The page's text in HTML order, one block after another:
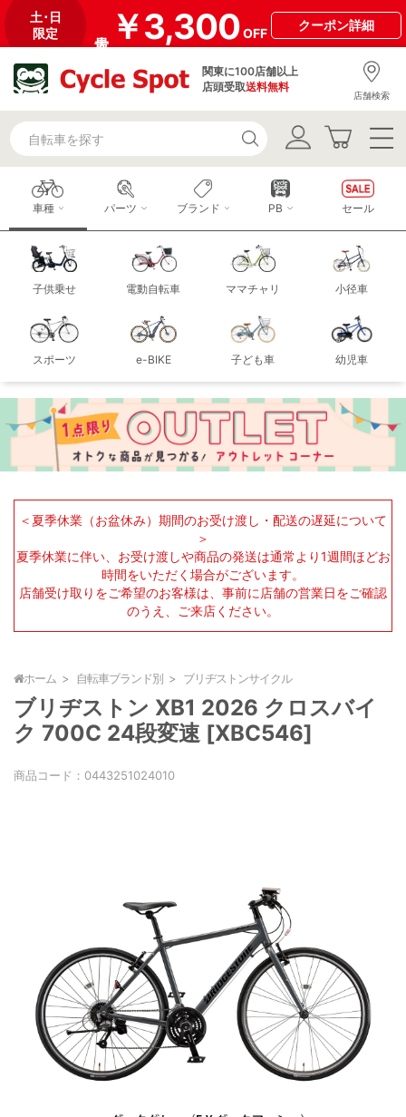
土･日
限定
￥3,300OFF
クーポン詳細
関東に100店舗以上
店頭受取送料無料
店舗検索
車種
子供乗せ 電動自転車 ママチャリ 小径車
スポーツ e-BIKE 子ども車 幼児車
パーツ ブランド PB セール
＜夏季休業（お盆休み）期間のお受け渡し・配送の遅延について
＞
夏季休業に伴い、お受け渡しや商品の発送は通常より1週間ほどお
時間をいただく場合がございます。
店舗受け取りをご希望のお客様は、事前に店舗の営業日をご確認
のうえ、ご来店ください。
ホーム 自転車ブランド別 ブリヂストンサイクル
ブリヂストン XB1 2026 クロスバイ
ク 700C 24段変速 [XBC546]
商品コード： 0443251024010